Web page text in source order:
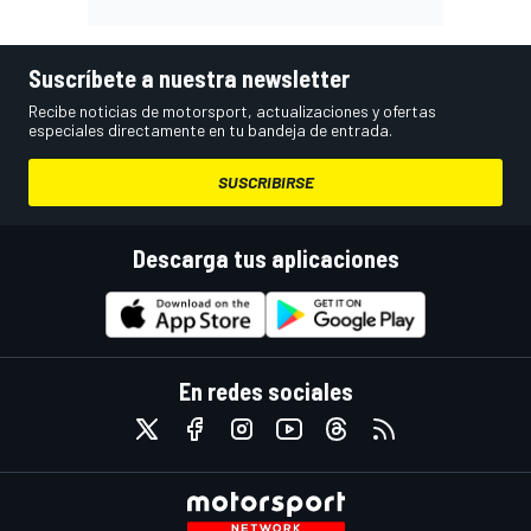
Suscríbete a nuestra newsletter
Recibe noticias de motorsport, actualizaciones y ofertas
especiales directamente en tu bandeja de entrada.
SUSCRIBIRSE
Descarga tus aplicaciones
En redes sociales